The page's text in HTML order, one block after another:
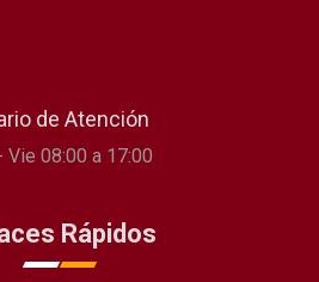
de Atención
Vie 08:00 a 17:00
Rápidos